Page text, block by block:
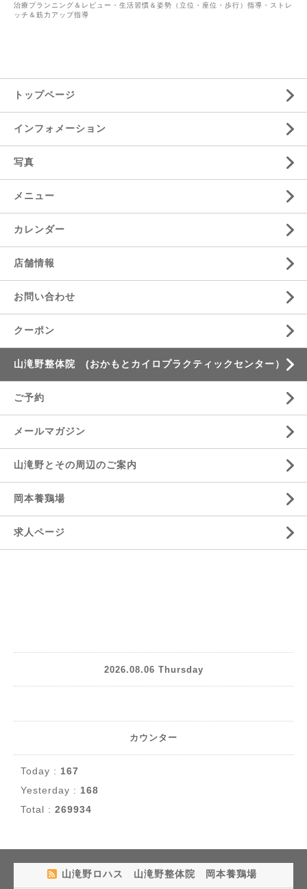
治療プランニング＆レビュー・生活習慣＆姿勢（立位・座位・歩行）指導・ストレ
ッチ＆筋力アップ指導
トップページ
インフォメーション
写真
メニュー
カレンダー
店舗情報
お問い合わせ
クーポン
山滝野整体院 (おかもとカイロプラクティックセンター）
ご予約
メールマガジン
山滝野とその周辺のご案内
岡本養鶏場
求人ページ
2026.08.06 Thursday
カウンター
Today : 167
Yesterday : 168
Total : 269934
山滝野ロハス 山滝野整体院 岡本養鶏場